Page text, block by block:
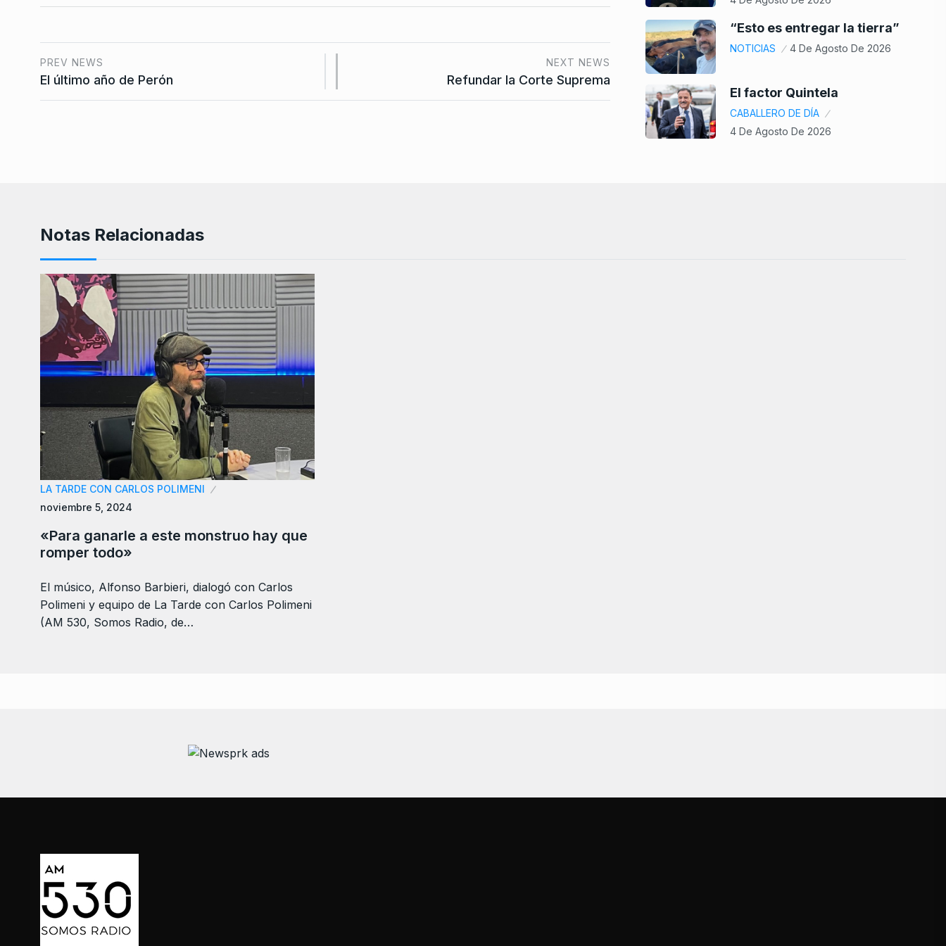
PREV NEWS
El último año de Perón
NEXT NEWS
Refundar la Corte Suprema
“Esto es entregar la tierra”
NOTICIAS 4 De Agosto De 2026
El factor Quintela
CABALLERO DE DÍA
4 De Agosto De 2026
Notas Relacionadas
LA TARDE CON CARLOS POLIMENI
noviembre 5, 2024
«Para ganarle a este monstruo hay que
romper todo»
El músico, Alfonso Barbieri, dialogó con Carlos
Polimeni y equipo de La Tarde con Carlos Polimeni
(AM 530, Somos Radio, de…